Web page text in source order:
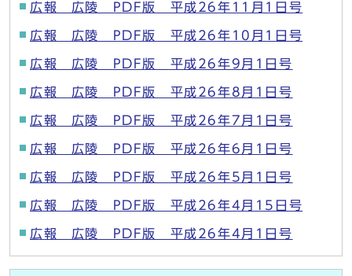
広報 広陵 PDF版 平成26年11月1日号
広報 広陵 PDF版 平成26年10月1日号
広報 広陵 PDF版 平成26年9月1日号
広報 広陵 PDF版 平成26年8月1日号
広報 広陵 PDF版 平成26年7月1日号
広報 広陵 PDF版 平成26年6月1日号
広報 広陵 PDF版 平成26年5月1日号
広報 広陵 PDF版 平成26年4月15日号
広報 広陵 PDF版 平成26年4月1日号